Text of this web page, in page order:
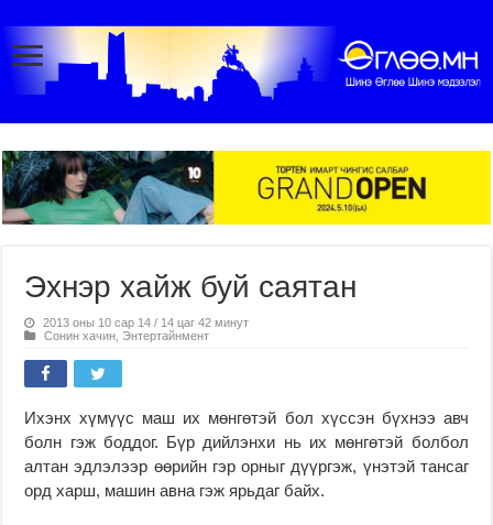
Эхнэр хайж буй саятан
2013 оны 10 сар 14 / 14 цаг 42 минут
Сонин хачин Энтертайнмент
Ихэнх хүмүүс маш их мөнгөтэй бол хүссэн бүхнээ авч
болн гэж боддог. Бүр дийлэнхи нь их мөнгөтэй болбол
алтан эдлэлээр өөрийн гэр орныг дүүргэж, үнэтэй тансаг
орд харш, машин авна гэж ярьдаг байх.